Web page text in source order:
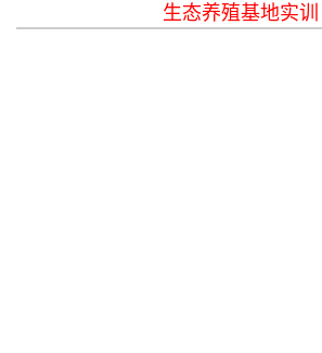
生态养殖基地实训